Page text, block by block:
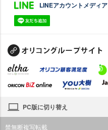
LINEアカウントメディア
PC版に切り替え
禁無断複写転載